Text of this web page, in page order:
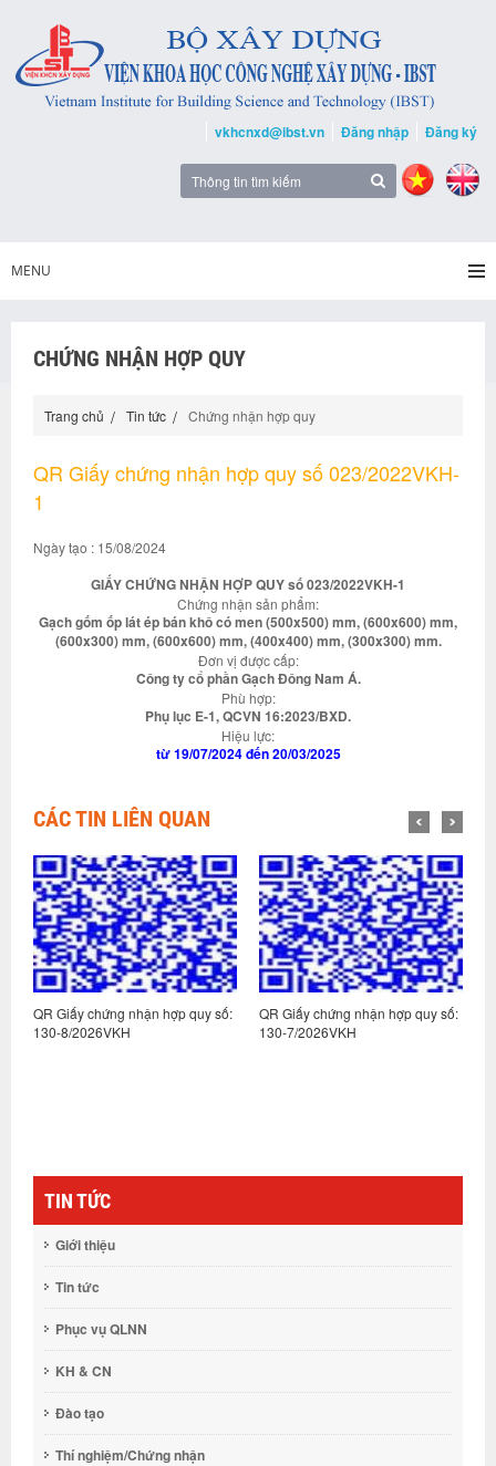
vkhcnxd@ibst.vn Đăng nhập Đăng ký
MENU
CHỨNG NHẬN HỢP QUY
Trang chủ Tin tức Chứng nhận hợp quy
QR Giấy chứng nhận hợp quy số 023/2022VKH-
1
Ngày tạo : 15/08/2024
GIẤY CHỨNG NHẬN HỢP QUY số 023/2022VKH-1
Chứng nhận sản phẩm:
Gạch gốm ốp lát ép bán khô có men (500x500) mm, (600x600) mm,
(600x300) mm, (600x600) mm, (400x400) mm, (300x300) mm.
Đơn vị được cấp:
Công ty cổ phần Gạch Đông Nam Á.
Phù hợp:
Phụ lục E-1, QCVN 16:2023/BXD.
Hiệu lực:
từ 19/07/2024 đến 20/03/2025
CÁC TIN LIÊN QUAN
QR Giấy chứng nhận hợp quy số:
130-8/2026VKH
QR Giấy chứng nhận hợp quy số:
130-7/2026VKH
TIN TỨC
Giới thiệu
Tin tức
Phục vụ QLNN
KH & CN
Đào tạo
Thí nghiệm/Chứng nhận